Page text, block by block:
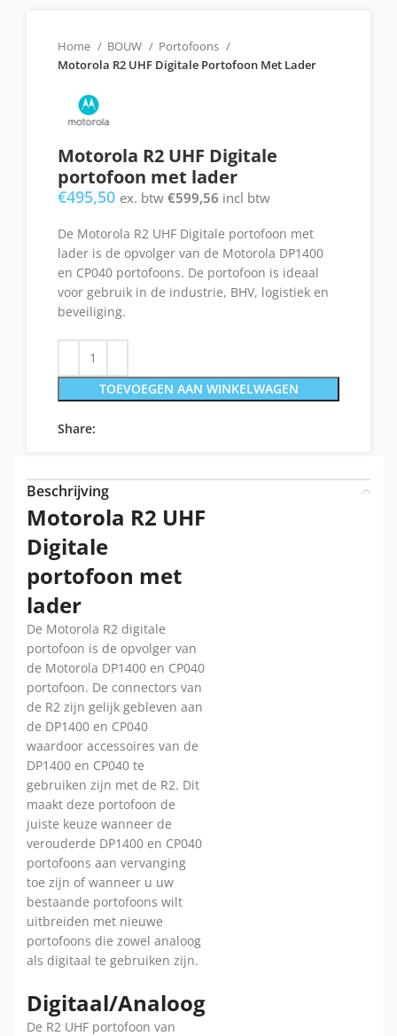
Home BOUW
Portofoons
Motorola R2 UHF Digitale Portofoon Met Lader
Motorola R2 UHF Digitale
portofoon met lader
€495,50 ex. btw €599,56 incl btw
De Motorola R2 UHF Digitale portofoon met
lader is de opvolger van de Motorola DP1400
en CP040 portofoons. De portofoon is ideaal
voor gebruik in de industrie, BHV, logistiek en
beveiliging.
TOEVOEGEN AAN WINKELWAGEN
Share:
Beschrijving
Motorola R2 UHF
Digitale
portofoon met
lader
De Motorola R2 digitale
portofoon is de opvolger van
de Motorola DP1400 en CP040
portofoon. De connectors van
de R2 zijn gelijk gebleven aan
de DP1400 en CP040
waardoor accessoires van de
DP1400 en CP040 te
gebruiken zijn met de R2. Dit
maakt deze portofoon de
juiste keuze wanneer de
verouderde DP1400 en CP040
portofoons aan vervanging
toe zijn of wanneer u uw
bestaande portofoons wilt
uitbreiden met nieuwe
portofoons die zowel analoog
als digitaal te gebruiken zijn.
Digitaal/Analoog
De R2 UHF portofoon van